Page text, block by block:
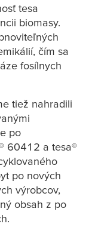
tesa
biomasy.
čím sa
fosílnych
tiež nahradili
po
60412 a tesa®
po nových
výrobcov,
obsah z po